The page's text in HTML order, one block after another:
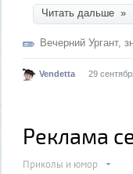
Читать дальше »
Вечерний Ургант,
Vendetta 29
Реклама
Приколы и юмор